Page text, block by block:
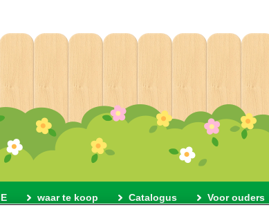
waar te koop Catalogus Voor ouders